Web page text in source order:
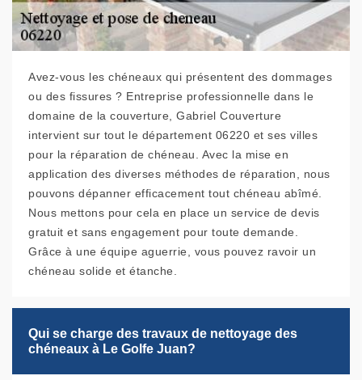
Avez-vous les chéneaux qui présentent des dommages
ou des fissures ? Entreprise professionnelle dans le
domaine de la couverture, Gabriel Couverture
intervient sur tout le département 06220 et ses villes
pour la réparation de chéneau. Avec la mise en
application des diverses méthodes de réparation, nous
pouvons dépanner efficacement tout chéneau abîmé.
Nous mettons pour cela en place un service de devis
gratuit et sans engagement pour toute demande.
Grâce à une équipe aguerrie, vous pouvez ravoir un
chéneau solide et étanche.
Qui se charge des travaux de nettoyage des
chéneaux à Le Golfe Juan?